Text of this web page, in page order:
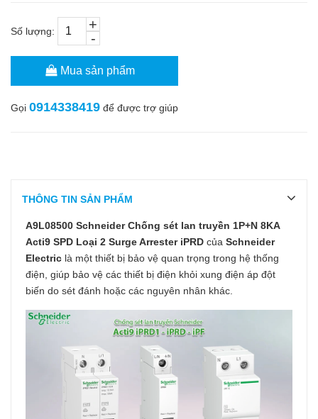
Số lượng: -
+
Mua sản phẩm
Gọi 0914338419 để được trợ giúp
THÔNG TIN SẢN PHẨM
A9L08500 Schneider Chống sét lan truyền 1P+N 8KA
Acti9 SPD Loại 2 Surge Arrester iPRD của Schneider
Electric là một thiết bị bảo vệ quan trọng trong hệ thống
điện, giúp bảo vệ các thiết bị điện khỏi xung điện áp đột
biến do sét đánh hoặc các nguyên nhân khác.